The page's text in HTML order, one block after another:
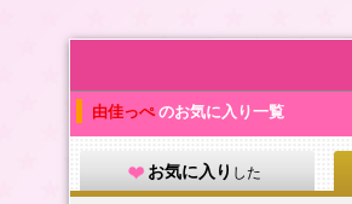
由佳っぺのお気に入り一覧
お気に入り した